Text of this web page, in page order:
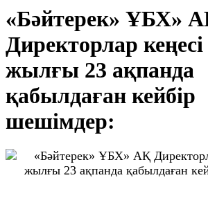
«Бәйтерек» ҰБХ»
Директорлар кеңесі
жылғы 23 ақпанда
қабылдаған кейбір
шешімдер: